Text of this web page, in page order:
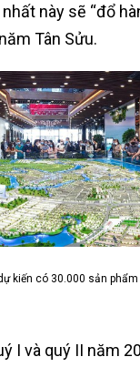
này sẽ “đổ
Tân Sửu.
kiến có 30.000 sản
I và quý II năm